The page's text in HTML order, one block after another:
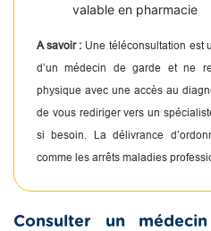
valable en pharmacie
A savoir : Une téléconsultation est
d’un médecin de garde et ne
physique avec une accès au
de vous rediriger vers un
si besoin. La délivrance
comme les arrêts maladies
Consulter un